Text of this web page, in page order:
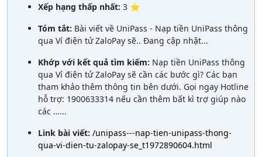
Xếp hạng thấp nhất: 3 ⭐
Tóm tắt: Bài viết về UniPass - Nạp tiền UniPass thông
qua Ví điện tử ZaloPay sẽ.. Đang cập nhật...
Khớp với kết quả tìm kiếm: Nạp tiền UniPass thông
qua Ví điện tử ZaloPay sẽ cần các bước gì? Các bạn
tham khảo thêm thông tin bên dưới. Gọi ngay Hotline
hỗ trợ: 1900633314 nếu cần thêm bất kì trợ giúp nào
các …...
Link bài viết: /unipass---nap-tien-unipass-thong-
qua-vi-dien-tu-zalopay-se_t1972890604.html